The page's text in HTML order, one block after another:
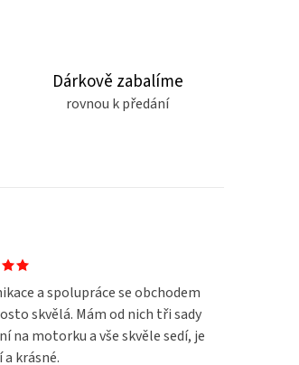
Dárkově zabalíme
rovnou k předání
a spolupráce se obchodem
skvělá. Mám od nich tři sady
na motorku a vše skvěle sedí, je
krásné.